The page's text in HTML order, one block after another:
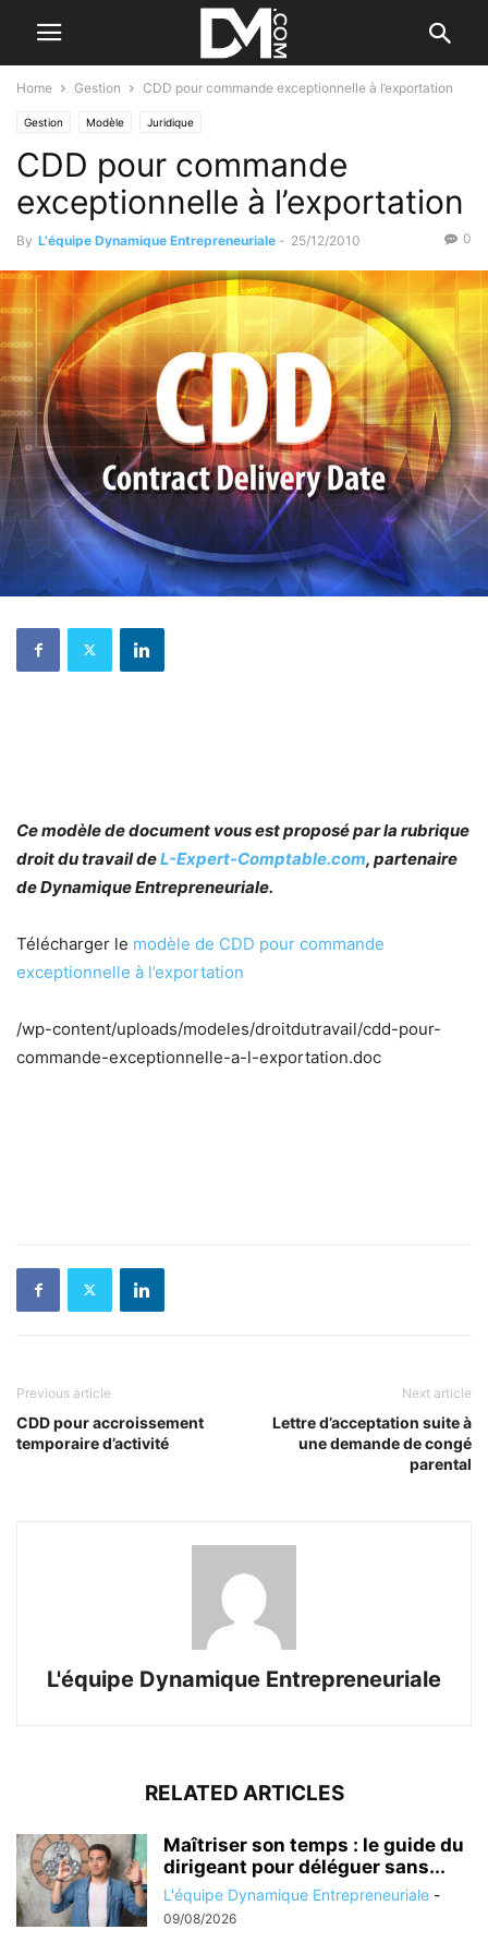
Home Gestion CDD pour commande exceptionnelle à l’exportation
Gestion Modèle Juridique
CDD pour commande
exceptionnelle à l’exportation
By L'équipe Dynamique Entrepreneuriale - 25/12/2010 0
Ce modèle de document vous est proposé par la rubrique
droit du travail deL-Expert-Comptable.com, partenaire
de Dynamique Entrepreneuriale.
Télécharger le modèle de CDD pour commande
exceptionnelle à l’exportation
/wp-content/uploads/modeles/droitdutravail/cdd-pour-
commande-exceptionnelle-a-l-exportation.doc
Previous article
CDD pour accroissement
temporaire d’activité
Next article
Lettre d’acceptation suite à
une demande de congé
parental
L'équipe Dynamique Entrepreneuriale
RELATED ARTICLES
Maîtriser son temps : le guide du
dirigeant pour déléguer sans...
L'équipe Dynamique Entrepreneuriale -
09/08/2026